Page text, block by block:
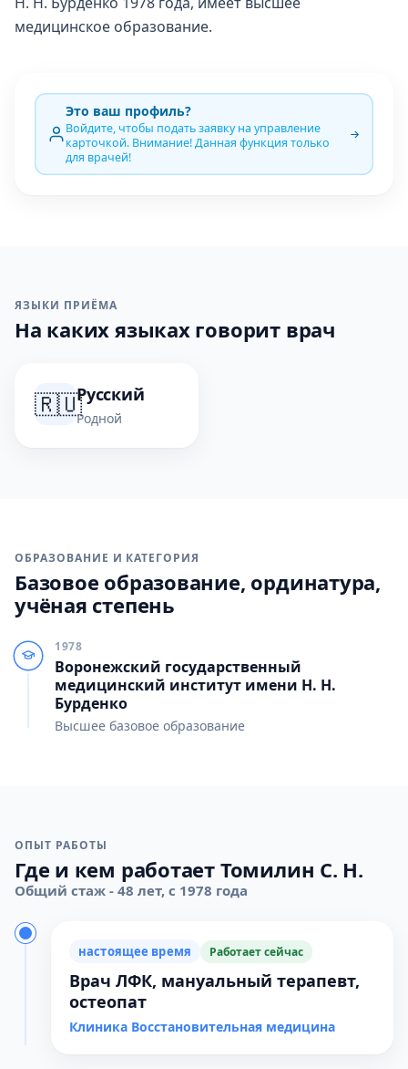
медицинское образование.
Это ваш профиль?
Войдите, чтобы подать заявку на управление
карточкой. Внимание! Данная функция только
для врачей!
ЯЗЫКИ ПРИЁМА
На каких языках говорит врач
🇷🇺Русский
Родной
ОБРАЗОВАНИЕ И КАТЕГОРИЯ
Базовое образование, ординатура,
учёная степень
1978
Воронежский государственный
медицинский институт имени Н. Н.
Бурденко
Высшее базовое образование
ОПЫТ РАБОТЫ
Где и кем работает Томилин С. Н.
Общий стаж - 48 лет, с 1978 года
настоящее время Работает сейчас
Врач ЛФК, мануальный терапевт,
остеопат
Клиника Восстановительная медицина